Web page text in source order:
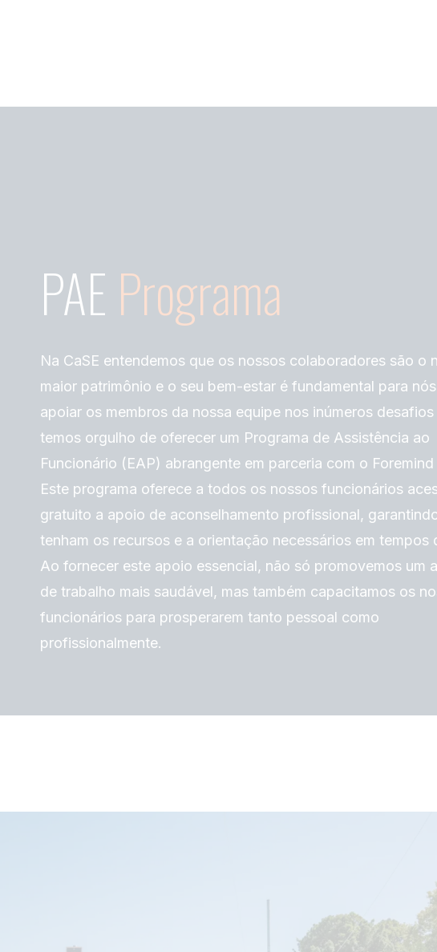
PAE Programa
Na CaSE entendemos que os nossos colaboradores são o
maior patrimônio e o seu bem-estar é fundamental para
apoiar os membros da nossa equipe nos inúmeros
temos orgulho de oferecer um Programa de Assistência ao
Funcionário (EAP) abrangente em parceria com o Foremind
Este programa oferece a todos os nossos funcionários
gratuito a apoio de aconselhamento profissional,
tenham os recursos e a orientação necessários em tempos
Ao fornecer este apoio essencial, não só promovemos um
de trabalho mais saudável, mas também capacitamos os
funcionários para prosperarem tanto pessoal como
profissionalmente.